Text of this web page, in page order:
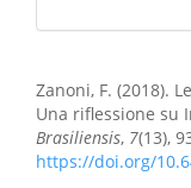
Zanoni, F. (2018).
Una riflessione su
Brasiliensis, 7(13),
https://doi.org/